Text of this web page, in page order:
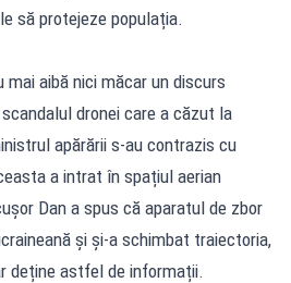
să protejeze populația.
aibă nici măcar un discurs
dronei care a căzut la
apărării s-au contrazis cu
a intrat în spațiul aerian
Dan a spus că aparatul de zbor
și și-a schimbat traiectoria,
deține astfel de informații.